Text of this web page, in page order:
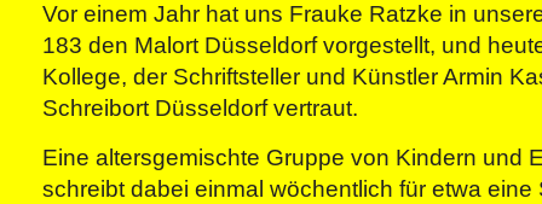
Vor einem Jahr hat uns Frauke Ratzke in
183 den Malort Düsseldorf vorgestellt, und
Kollege, der Schriftsteller und Künstler Armin
Schreibort Düsseldorf vertraut.
Eine altersgemischte Gruppe von Kindern und
schreibt dabei einmal wöchentlich für etwa eine